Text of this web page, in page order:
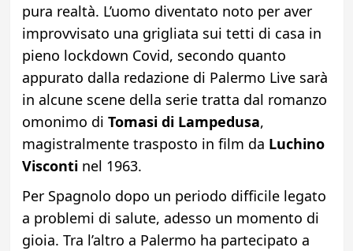
pura realtà. L’uomo diventato noto per aver
improvvisato una grigliata sui tetti di casa in
pieno lockdown Covid, secondo quanto
appurato dalla redazione di Palermo Live sarà
in alcune scene della serie tratta dal romanzo
omonimo di Tomasi di Lampedusa,
magistralmente trasposto in film da Luchino
Viscontinel 1963.
Per Spagnolo dopo un periodo difficile legato
a problemi di salute, adesso un momento di
gioia. Tra l’altro a Palermo ha partecipato a